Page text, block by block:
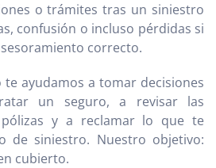
o trámites tras un siniestro
confusión o incluso pérdidas si
correcto.
te ayudamos a tomar decisiones
un seguro, a revisar las
y a reclamar lo que te
de siniestro. Nuestro objetivo:
cubierto.